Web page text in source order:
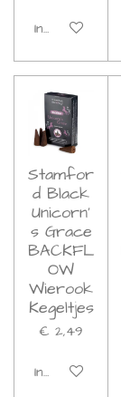
In winkelwagen
Stamfor
d Black
Unicorn'
s Grace
BACKFL
OW
Wierook
Kegeltjes
€ 2,49
In winkelwagen